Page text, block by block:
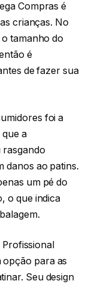
Compras é
crianças. No
tamanho do
é
de fazer sua
foi a
a
rasgando
danos ao patins.
um pé do
o que indica
opção para as
Seu design